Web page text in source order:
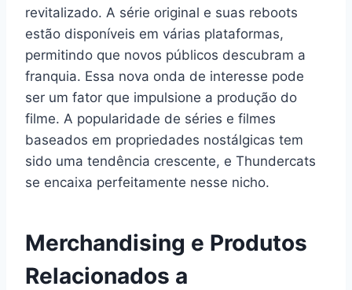
revitalizado. A série original e suas reboots
estão disponíveis em várias plataformas,
permitindo que novos públicos descubram a
franquia. Essa nova onda de interesse pode
ser um fator que impulsione a produção do
filme. A popularidade de séries e filmes
baseados em propriedades nostálgicas tem
sido uma tendência crescente, e Thundercats
se encaixa perfeitamente nesse nicho.
Merchandising e Produtos
Relacionados a